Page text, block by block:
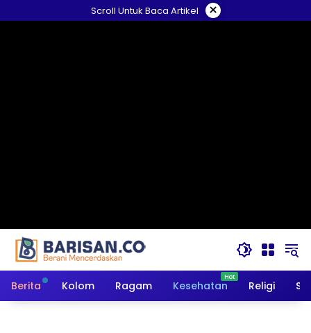
ke
Scroll Untuk Baca Artikel ×
Berita Kolom Ragam Kesehatan Religi